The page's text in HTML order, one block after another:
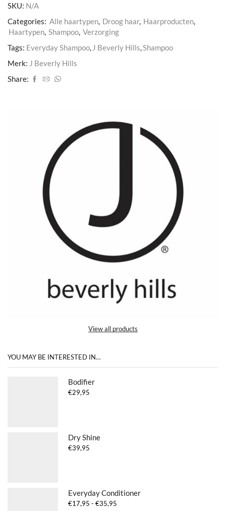
SKU: N/A
Categories: Alle haartypen, Droog haar, Haarproducten,
Haartypen, Shampoo, Verzorging
Tags: Everyday Shampoo, J Beverly Hills,Shampoo
Merk: J Beverly Hills
Share:
View all products
YOU MAY BE INTERESTED IN…
Bodifier
€29,95
Dry Shine
€39,95
Everyday Conditioner
€17,95 - €35,95